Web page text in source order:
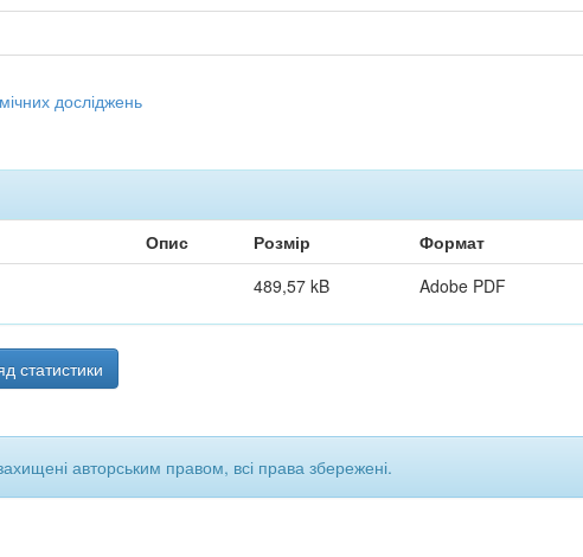
досліджень
Опис Розмір
Формат
489,57 kB Adobe PDF
статистики
авторським правом, всі права збережені.